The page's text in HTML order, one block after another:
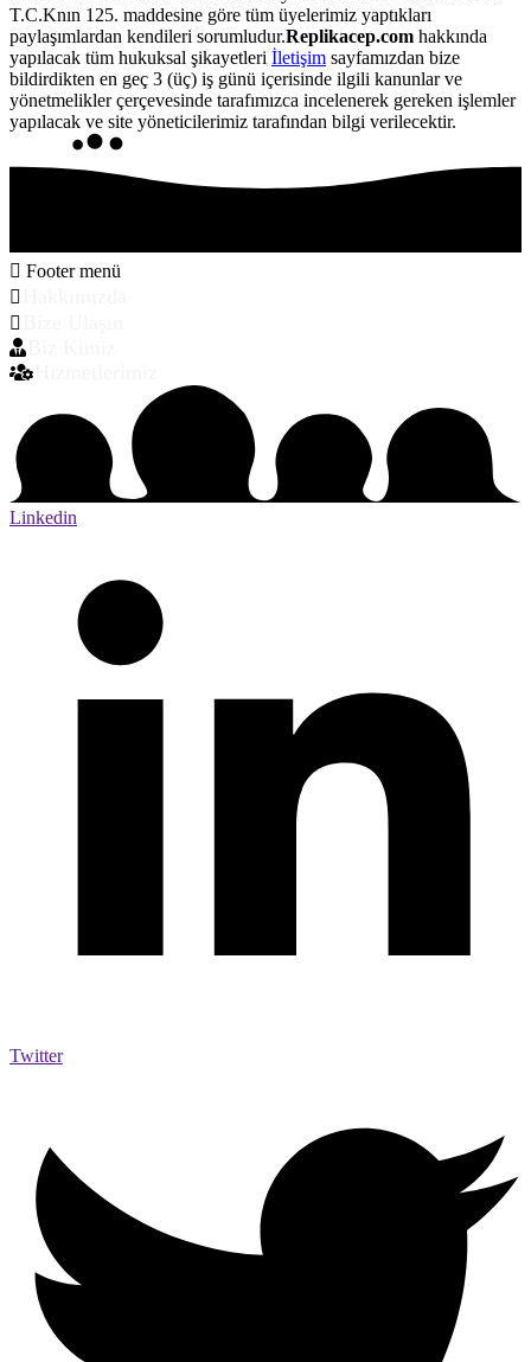
T.C.Knın 125. maddesine göre tüm üyelerimiz yaptıkları
paylaşımlardan kendileri sorumludur.Replikacep.com hakkında
yapılacak tüm hukuksal şikayetleri İletişim sayfamızdan bize
bildirdikten en geç 3 (üç) iş günü içerisinde ilgili kanunlar ve
yönetmelikler çerçevesinde tarafımızca incelenerek gereken işlemler
yapılacak ve site yöneticilerimiz tarafından bilgi verilecektir.
Footer menü
Linkedin
Twitter